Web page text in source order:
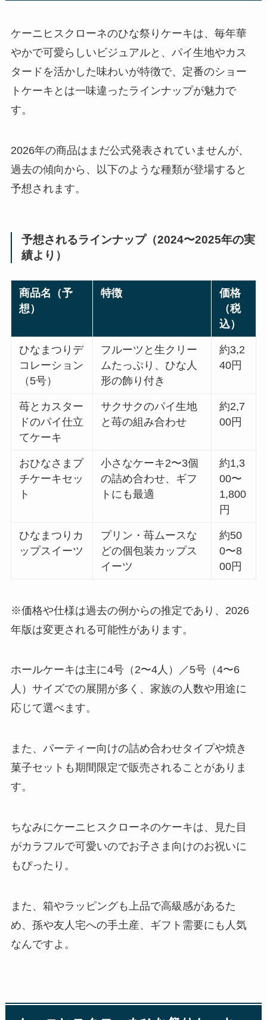
ケーニヒスクローネのひな祭りケーキは、毎年華
やかで可愛らしいビジュアルと、パイ生地やカス
タードを活かした味わいが特徴で、定番のショー
トケーキとは一味違ったラインナップが魅力で
す。
2026年の商品はまだ公式発表されていませんが、
過去の傾向から、以下のような種類が登場すると
予想されます。
予想されるラインナップ（2024〜2025年の実
績より）
商品名（予
想）
特徴
価格
（税
込）
ひなまつりデ
コレーション
（5号）
フルーツと生クリー
ムたっぷり、ひな人
形の飾り付き
約3,2
40円
苺とカスター
ドのパイ仕立
てケーキ
サクサクのパイ生地
と苺の組み合わせ
約2,7
00円
おひなさまプ
チケーキセッ
ト
小さなケーキ2〜3個
の詰め合わせ、ギフ
トにも最適
約1,3
00〜
1,800
円
ひなまつりカ
ップスイーツ
プリン・苺ムースな
どの個包装カップス
イーツ
約50
0〜8
00円
※価格や仕様は過去の例からの推定であり、2026
年版は変更される可能性があります。
ホールケーキは主に4号（2〜4人）／5号（4〜6
人）サイズでの展開が多く、家族の人数や用途に
応じて選べます。
また、パーティー向けの詰め合わせタイプや焼き
菓子セットも期間限定で販売されることがありま
す。
ちなみにケーニヒスクローネのケーキは、見た目
がカラフルで可愛いのでお子さま向けのお祝いに
もぴったり。
また、箱やラッピングも上品で高級感があるた
め、孫や友人宅への手土産、ギフト需要にも人気
なんですよ。